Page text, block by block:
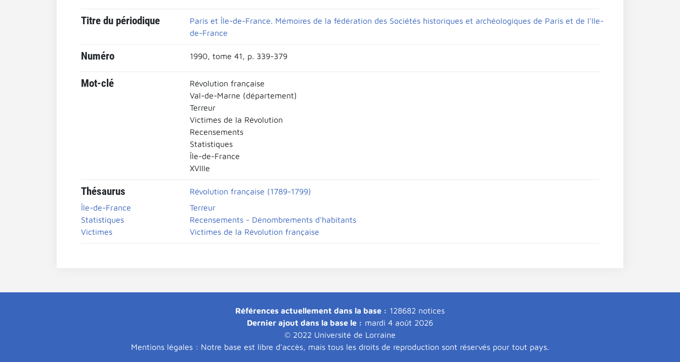
Titre du périodique
Paris et Île-de-France. Mémoires de la fédération des Sociétés historiques et archéologiques de Paris et de l'Ile-
de-France
Numéro 1990, tome 41, p. 339-379
Mot-clé
Révolution française
Val-de-Marne (département)
Terreur
Victimes de la Révolution
Recensements
Statistiques
Île-de-France
XVIIIe
Thésaurus
Révolution française (1789-1799)
Île-de-France
Terreur
Statistiques
Recensements - Dénombrements d'habitants
Victimes
Victimes de la Révolution française
Références actuellement dans la base : 128682 notices
Dernier ajout dans la base le : mardi 4 août 2026
© 2022 Université de Lorraine
Mentions légales : Notre base est libre d'accès, mais tous les droits de reproduction sont réservés pour tout pays.